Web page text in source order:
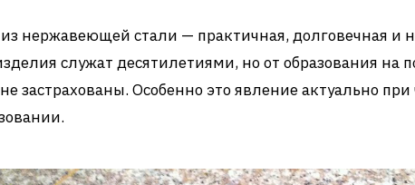
из нержавеющей стали — практичная, долговечная и
служат десятилетиями, но от образования на
застрахованы. Особенно это явление актуально при